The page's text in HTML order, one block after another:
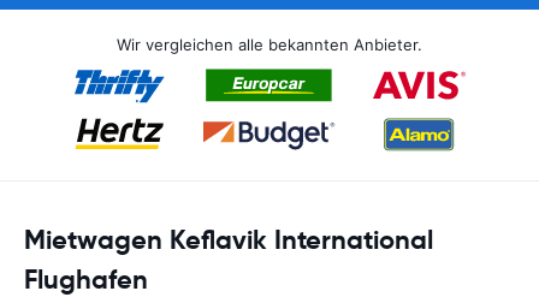
Wir vergleichen alle bekannten Anbieter.
Mietwagen Keflavik International
Flughafen